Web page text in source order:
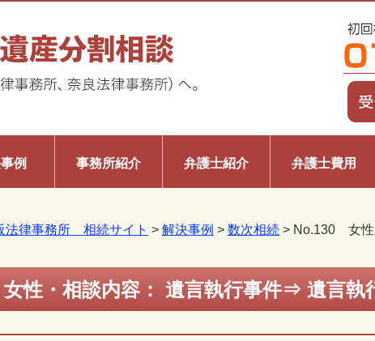
例 事務所紹介 弁護士紹介 弁護士費用
法律事務所 相続サイト > 解決事例 > 数次相続 > No.130 女性
性・相談内容： 遺言執行事件⇒ 遺言執